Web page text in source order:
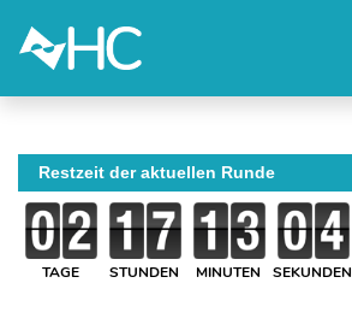
Restzeit der aktuellen Runde
TAGE STUNDEN MINUTEN SEKUNDEN